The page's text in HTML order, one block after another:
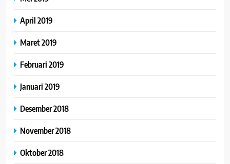
April 2019
Maret 2019
Februari 2019
Januari 2019
Desember 2018
November 2018
Oktober 2018